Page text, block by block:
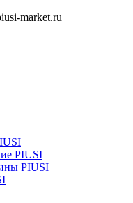
market.ru
PIUSI
PIUSI